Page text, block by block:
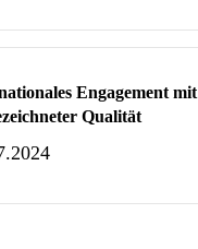
Engagement mit
Qualität